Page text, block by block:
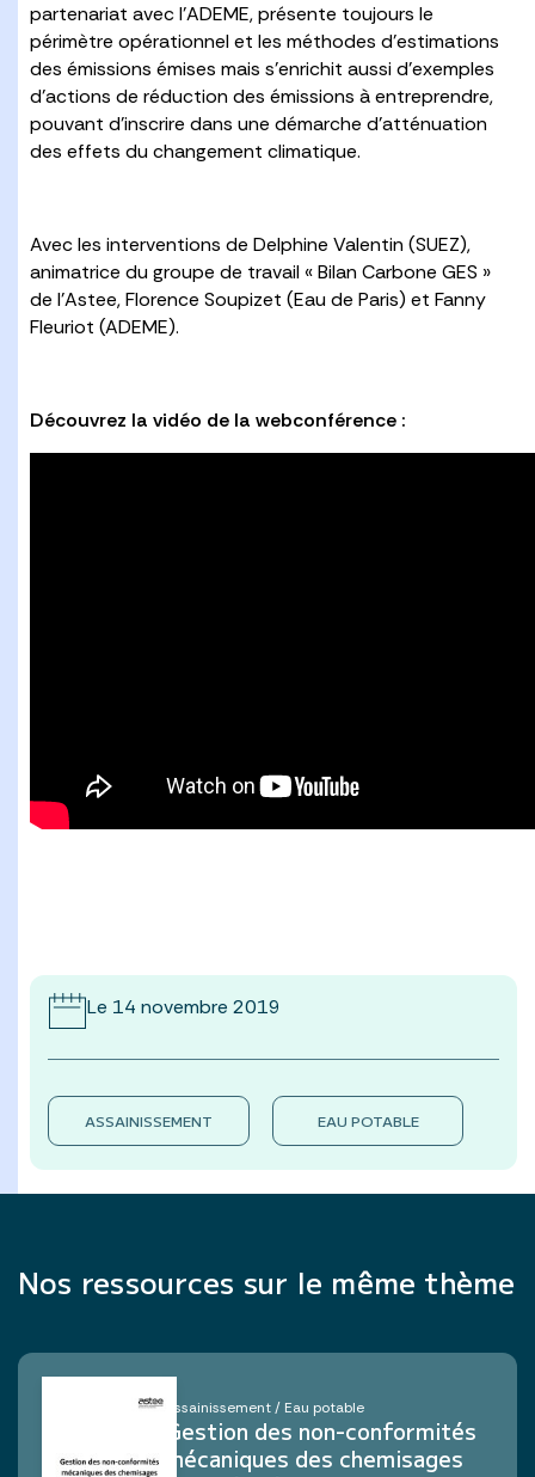
partenariat avec l’ADEME, présente toujours le
périmètre opérationnel et les méthodes d’estimations
des émissions émises mais s’enrichit aussi d’exemples
d’actions de réduction des émissions à entreprendre,
pouvant d’inscrire dans une démarche d’atténuation
des effets du changement climatique.
Avec les interventions de Delphine Valentin (SUEZ),
animatrice du groupe de travail « Bilan Carbone GES »
de l’Astee, Florence Soupizet (Eau de Paris) et Fanny
Fleuriot (ADEME).
Découvrez la vidéo de la webconférence :
Le 14 novembre 2019
ASSAINISSEMENT EAU POTABLE
Nos ressources sur le même thème
Assainissement / Eau potable
Gestion des non-conformités
mécaniques des chemisages